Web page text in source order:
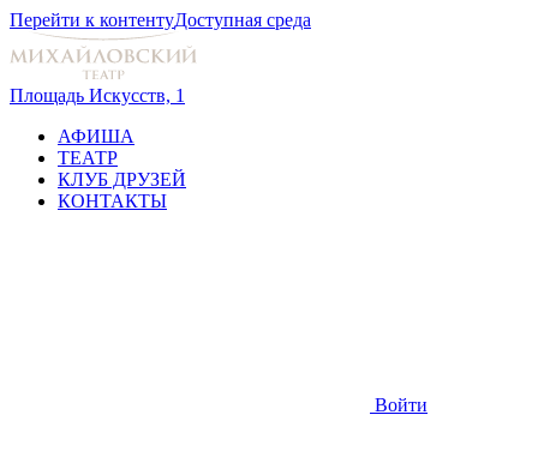
Перейти к контентуДоступная среда
Площадь Искусств, 1
АФИША
ТЕАТР
КЛУБ ДРУЗЕЙ
КОНТАКТЫ
Войти